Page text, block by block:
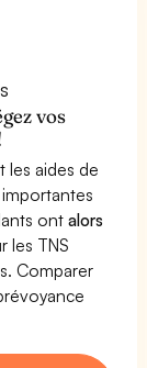
vos
les aides de
ontalors
les TNS
Comparer